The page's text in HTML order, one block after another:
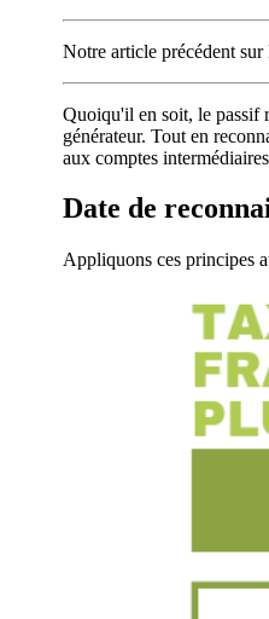
Notre article précédent sur
Quoiqu'il en soit, le passif
générateur. Tout en
aux comptes
Date de
Appliquons ces principes